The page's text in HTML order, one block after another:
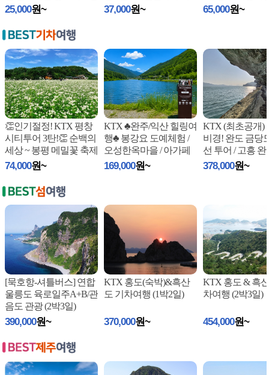
진 한...
25,000원~
천동 계곡 / 머루와인동
37,000원~
림(숲체험) / 장
65,000원~
👏인기절정! KTX 평창
시티투어 3탄!👏 순백의
세상 ~ 봉평 메밀꽃 축제
+ 달...
74,000원~
KTX ♣완주/익산 힐링여
행♣ 봉강요 도예체험 /
오성한옥마을 / 아가페
정원 (당일)
169,000원~
KTX (최초공개)
비경! 완도 금당
선 투어 / 고흥
(쑥섬+나로도+
378,000원~
[묵호항-셔틀버스] 연합
울릉도 육로일주A+B/관
음도 관광 (2박3일)
390,000원~
KTX 홍도(숙박)&흑산
도 기차여행 (1박2일)
370,000원~
KTX 홍도 & 흑
차여행 (2박3일)
454,000원~